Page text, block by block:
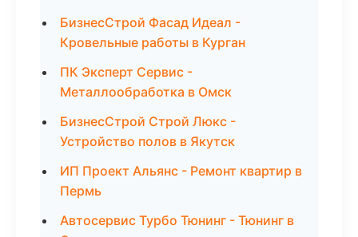
БизнесСтрой Фасад Идеал -
Кровельные работы в Курган
ПК Эксперт Сервис -
Металлообработка в Омск
БизнесСтрой Строй Люкс -
Устройство полов в Якутск
ИП Проект Альянс - Ремонт квартир в
Пермь
Автосервис Турбо Тюнинг - Тюнинг в